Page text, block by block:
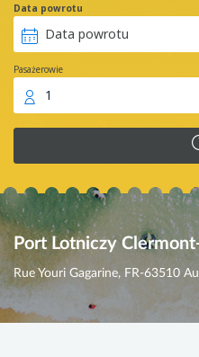
Data powrotu
Pasażerowie
1
Port Lotniczy
Rue Youri Gagarine, FR-63510